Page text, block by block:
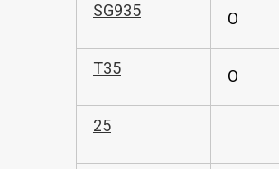
SG935 O
T35 O
25